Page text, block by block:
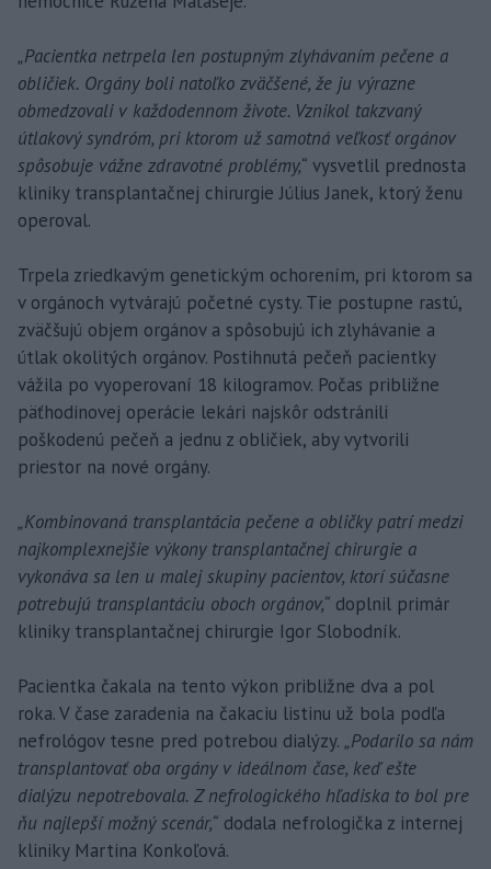
„Pacientka netrpela len postupným zlyhávaním pečene a
obličiek. Orgány boli natoľko zväčšené, že ju výrazne
obmedzovali v každodennom živote. Vznikol takzvaný
útlakový syndróm, pri ktorom už samotná veľkosť orgánov
spôsobuje vážne zdravotné problémy,“ vysvetlil prednosta
kliniky transplantačnej chirurgie Július Janek, ktorý ženu
operoval.
Trpela zriedkavým genetickým ochorením, pri ktorom sa
v orgánoch vytvárajú početné cysty. Tie postupne rastú,
zväčšujú objem orgánov a spôsobujú ich zlyhávanie a
útlak okolitých orgánov. Postihnutá pečeň pacientky
vážila po vyoperovaní 18 kilogramov. Počas približne
päťhodinovej operácie lekári najskôr odstránili
poškodenú pečeň a jednu z obličiek, aby vytvorili
priestor na nové orgány.
„Kombinovaná transplantácia pečene a obličky patrí medzi
najkomplexnejšie výkony transplantačnej chirurgie a
vykonáva sa len u malej skupiny pacientov, ktorí súčasne
potrebujú transplantáciu oboch orgánov,“ doplnil primár
kliniky transplantačnej chirurgie Igor Slobodník.
Pacientka čakala na tento výkon približne dva a pol
roka. V čase zaradenia na čakaciu listinu už bola podľa
nefrológov tesne pred potrebou dialýzy. „Podarilo sa nám
transplantovať oba orgány v ideálnom čase, keď ešte
dialýzu nepotrebovala. Z nefrologického hľadiska to bol pre
ňu najlepší možný scenár,“ dodala nefrologička z internej
kliniky Martina Konkoľová.